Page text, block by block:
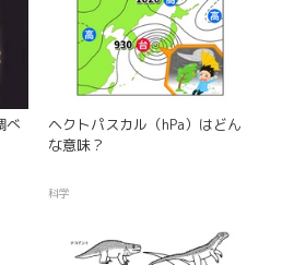
べ
ヘクトパスカル（hPa）はどん
な意味？
科学